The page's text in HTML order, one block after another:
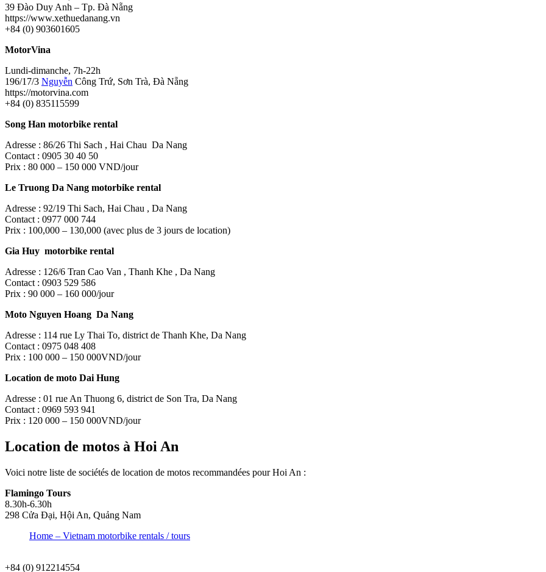
39 Đào Duy Anh – Tp. Đà Nẵng
https://www.xethuedanang.vn
+84 (0) 903601605
MotorVina
Lundi-dimanche, 7h-22h
196/17/3 Nguyễn Công Trứ, Sơn Trà, Đà Nẵng
https://motorvina.com
+84 (0) 835115599
Song Han motorbike rental
Adresse : 86/26 Thi Sach , Hai Chau Da Nang
Contact : 0905 30 40 50
Prix : 80 000 – 150 000 VND/jour
Le Truong Da Nang motorbike rental
Adresse : 92/19 Thi Sach, Hai Chau , Da Nang
Contact : 0977 000 744
Prix : 100,000 – 130,000 (avec plus de 3 jours de location)
Gia Huy motorbike rental
Adresse : 126/6 Tran Cao Van , Thanh Khe , Da Nang
Contact : 0903 529 586
Prix : 90 000 – 160 000/jour
Moto Nguyen Hoang Da Nang
Adresse : 114 rue Ly Thai To, district de Thanh Khe, Da Nang
Contact : 0975 048 408
Prix : 100 000 – 150 000VND/jour
Location de moto Dai Hung
Adresse : 01 rue An Thuong 6, district de Son Tra, Da Nang
Contact : 0969 593 941
Prix : 120 000 – 150 000VND/jour
Location de motos à Hoi An
Voici notre liste de sociétés de location de motos recommandées pour Hoi An :
Flamingo Tours
8.30h-6.30h
298 Cửa Đại, Hội An, Quảng Nam
Home – Vietnam motorbike rentals / tours
+84 (0) 912214554